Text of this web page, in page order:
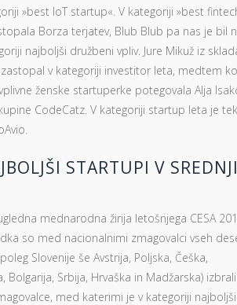
»best IoT startup«. V kategoriji »best
Borza terjatev, Blub Blub pa nas je bil
najboljši družbeni vpliv. Jure Mikuž iz
zastopal v kategoriji investitor leta, medtem
ženske startuperke potegovala Alja
CodeCatz. V kategoriji startup leta je
STARTUPI V
mednarodna žirija letošnjega CESA
so med nacionalnimi zmagovalci vseh
Slovenije še Avstrija, Poljska, Češka,
Bolgarija, Srbija, Hrvaška in Madžarska) izbrali
med katerimi je v kategoriji najboljši